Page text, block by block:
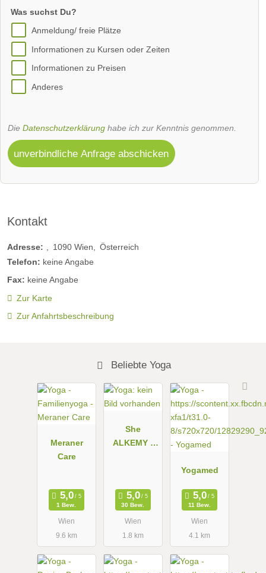
Was suchst Du?
Anmeldung/ freie Plätze
Informationen zu Kursen oder Zeiten
Informationen zu Preisen
Anderes
Die Datenschutzerklärung habe ich zur Kenntnis genommen.
unverbindliche Anfrage abschicken
Kontakt
Adresse: 1090 Wien
Österreich
Telefon: keine Angabe
Fax: keine Angabe
Zur Karte
Zur Anfahrtsbeschreibung
Beliebte Yoga
Meraner
Care
1 Bew.
Wien
9.6 km
She
ALKEMY -
Space,
Concept
Store for
Women
30 Bew.
Wien
1.8 km
Yogamed
11 Bew.
Wien
4.1 km